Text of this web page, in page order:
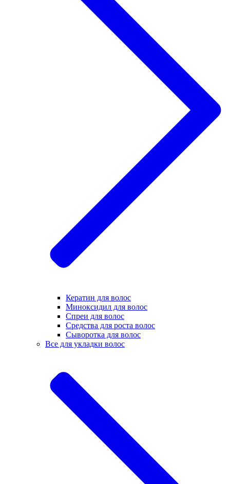
Кератин для волос
Миноксидил для волос
Спреи для волос
Средства для роста волос
Сыворотка для волос
Все для укладки волос